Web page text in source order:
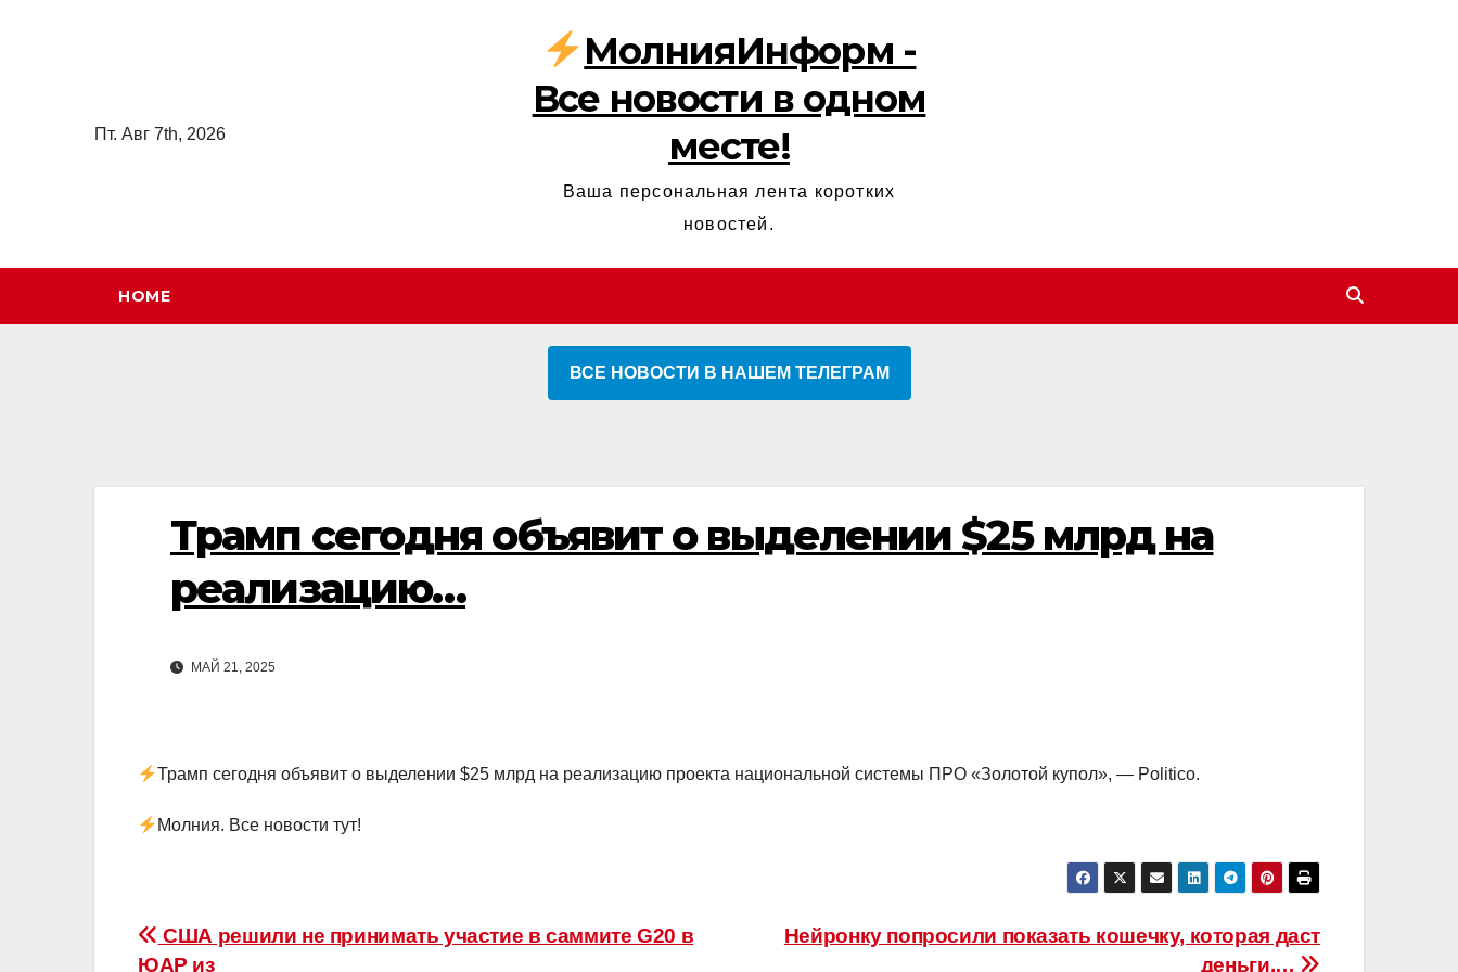
Пт. Авг 7th, 2026
МолнияИнформ -
Все новости в одном
месте!
Ваша персональная лента коротких
новостей.
HOME
ВСЕ НОВОСТИ В НАШЕМ ТЕЛЕГРАМ
Трамп сегодня объявит о выделении $25 млрд на
реализацию…
МАЙ 21, 2025
Трамп сегодня объявит о выделении $25 млрд на реализацию проекта национальной системы ПРО «Золотой купол», — Politico.
Молния. Все новости тут!
Навигация
Нейронку попросили показать кошечку, которая даст
деньги,…
США решили не принимать участие в саммите G20 в
ЮАР из